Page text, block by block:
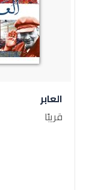
العابر
قريبًا